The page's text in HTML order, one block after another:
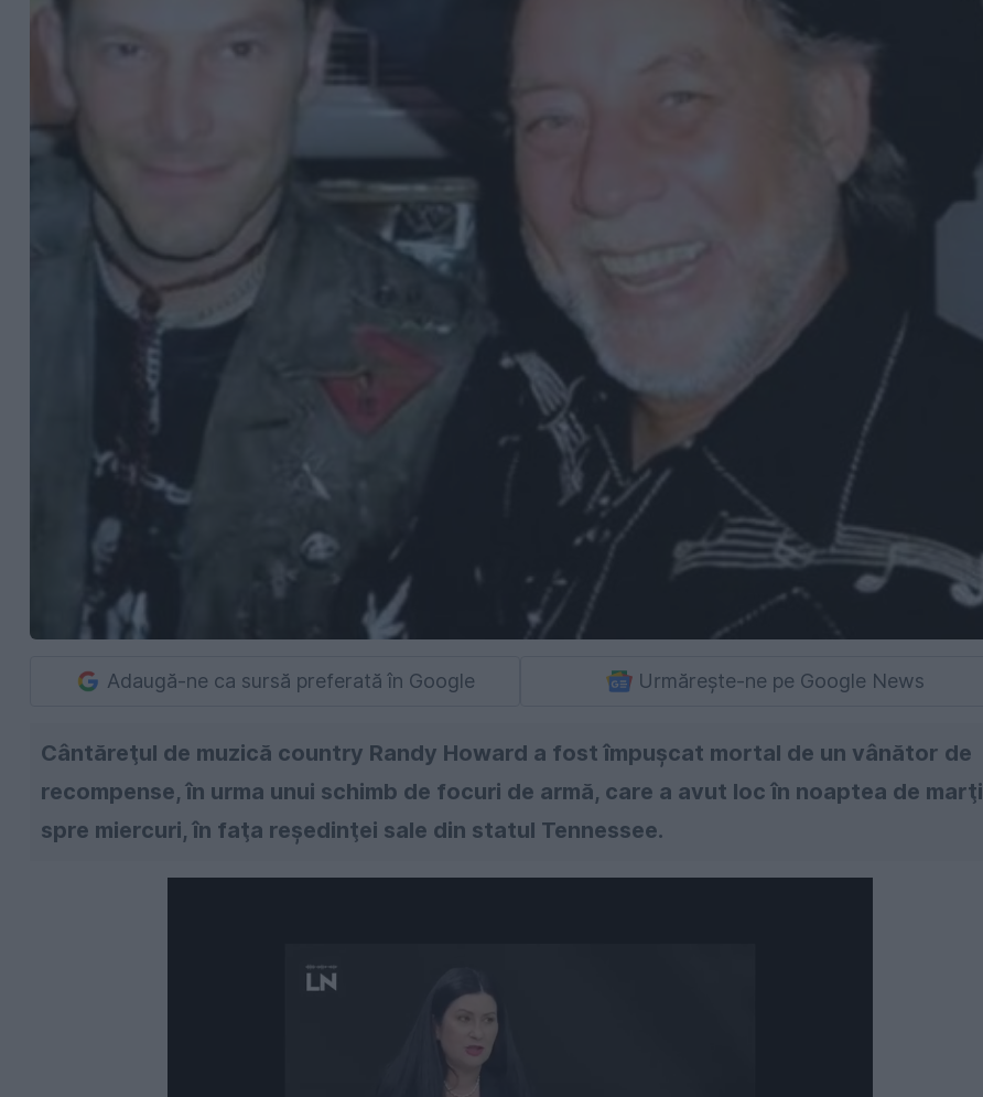
Adaugă-ne ca sursă preferată în Google Urmărește-ne pe Google News
Cântăreţul de muzică country Randy Howard a fost împuşcat mortal de un vânător de
recompense, în urma unui schimb de focuri de armă, care a avut loc în noaptea de marţi
spre miercuri, în faţa reşedinţei sale din statul Tennessee.